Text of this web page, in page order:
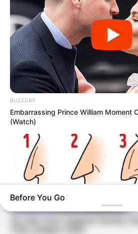
BUZZDAY
Embarrassing Prince William Moment
(Watch)
Before You Go